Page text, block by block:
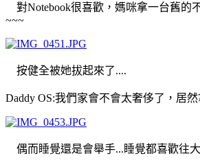
對Notebook很喜歡，媽咪拿一台舊的
~~~
按健全被她拔起來了....
Daddy OS:我們家會不會太奢侈了，居然
偶而睡覺還是會舉手...睡覺都喜歡往大